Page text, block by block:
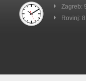
Zagreb:
Rovinj: